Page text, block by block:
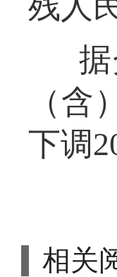
（
下调
相关